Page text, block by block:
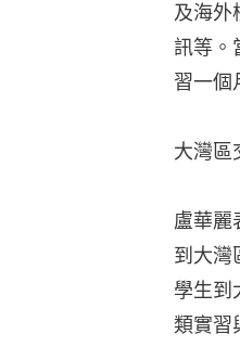
及海外
訊等。
習一個
大灣區
盧華麗
到大灣
學生到
類實習